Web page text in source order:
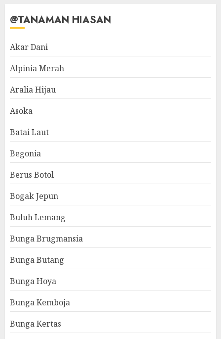
@TANAMAN HIASAN
Akar Dani
Alpinia Merah
Aralia Hijau
Asoka
Batai Laut
Begonia
Berus Botol
Bogak Jepun
Buluh Lemang
Bunga Brugmansia
Bunga Butang
Bunga Hoya
Bunga Kemboja
Bunga Kertas